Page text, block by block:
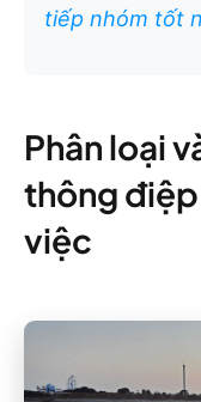
tiếp nhóm tốt
Phân loại
thông
việc